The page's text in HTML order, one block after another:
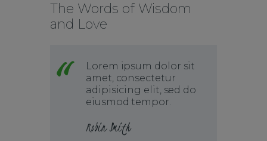
The Words of Wisdom
and Love
Lorem ipsum dolor sit
amet, consectetur
adipisicing elit, sed do
eiusmod tempor.
Robin Smith